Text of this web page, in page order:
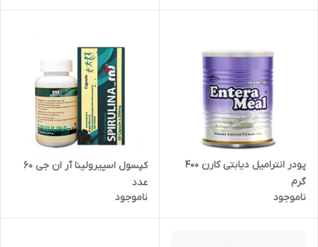
پودر انترامیل دیابتی کارن 400
گرم
ناموجود
کپسول اسپیرولینا آر ان جی 60
عدد
ناموجود